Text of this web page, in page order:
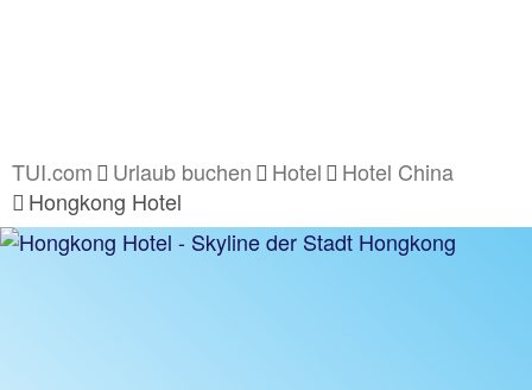
TUI.com Urlaub buchen Hotel
Hotel China
Hongkong Hotel